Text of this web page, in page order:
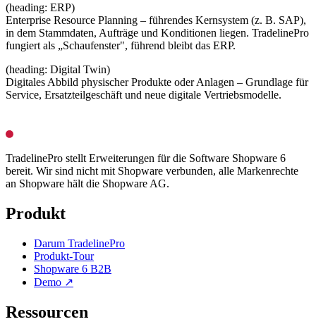
(heading: ERP)
Enterprise Resource Planning – führendes Kernsystem (z. B. SAP),
in dem Stammdaten, Aufträge und Konditionen liegen. TradelinePro
fungiert als „Schaufenster", führend bleibt das ERP.
(heading: Digital Twin)
Digitales Abbild physischer Produkte oder Anlagen – Grundlage für
Service, Ersatzteilgeschäft und neue digitale Vertriebsmodelle.
TradelinePro stellt Erweiterungen für die Software Shopware 6
bereit. Wir sind nicht mit Shopware verbunden, alle Markenrechte
an Shopware hält die Shopware AG.
Produkt
Darum TradelinePro
Produkt-Tour
Shopware 6 B2B
Demo ↗
Ressourcen